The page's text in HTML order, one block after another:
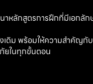
หลักสูตรการฝึกที่มีเอกลัก
ดิม พร้อมให้ความสำคัญกั
ยในทุกขั้นตอน